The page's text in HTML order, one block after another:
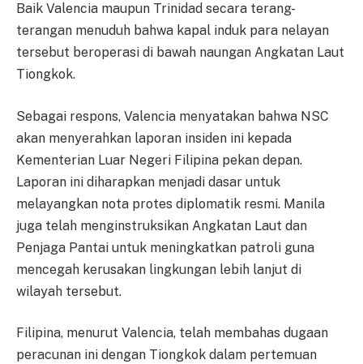
Baik Valencia maupun Trinidad secara terang-
terangan menuduh bahwa kapal induk para nelayan
tersebut beroperasi di bawah naungan Angkatan Laut
Tiongkok.
Sebagai respons, Valencia menyatakan bahwa NSC
akan menyerahkan laporan insiden ini kepada
Kementerian Luar Negeri Filipina pekan depan.
Laporan ini diharapkan menjadi dasar untuk
melayangkan nota protes diplomatik resmi. Manila
juga telah menginstruksikan Angkatan Laut dan
Penjaga Pantai untuk meningkatkan patroli guna
mencegah kerusakan lingkungan lebih lanjut di
wilayah tersebut.
Filipina, menurut Valencia, telah membahas dugaan
peracunan ini dengan Tiongkok dalam pertemuan